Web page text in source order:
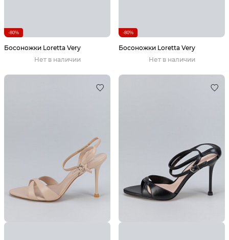
-80%
Босоножки Loretta Very
Нет в наличии
-80%
Босоножки Loretta Very
Нет в наличии